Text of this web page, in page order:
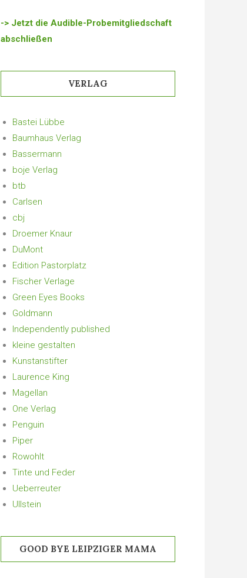
-> Jetzt die Audible-Probemitgliedschaft
abschließen
VERLAG
Bastei Lübbe
Baumhaus Verlag
Bassermann
boje Verlag
btb
Carlsen
cbj
Droemer Knaur
DuMont
Edition Pastorplatz
Fischer Verlage
Green Eyes Books
Goldmann
Independently published
kleine gestalten
Kunstanstifter
Laurence King
Magellan
One Verlag
Penguin
Piper
Rowohlt
Tinte und Feder
Ueberreuter
Ullstein
GOOD BYE LEIPZIGER MAMA